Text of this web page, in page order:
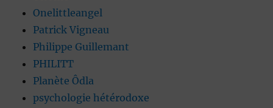
Onelittleangel
Patrick Vigneau
Philippe Guillemant
PHILITT
Planète Ôdla
psychologie hétérodoxe